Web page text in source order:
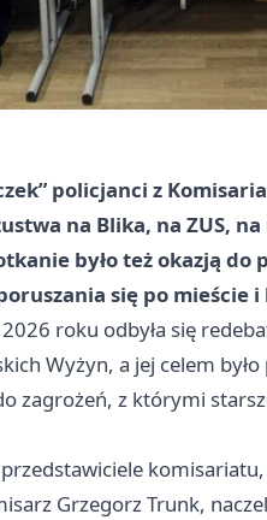
policjanci z
na Blika, na ZUS,
było też okazją do
się po
roku odbyła się
Wyżyn, a jej celem
zagrożeń, z którymi
Grzegorz Trunk,